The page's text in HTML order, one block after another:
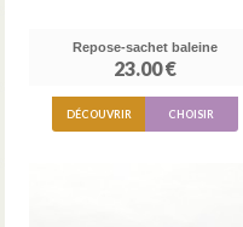
Repose-sachet baleine
23.00 €
DÉCOUVRIR CHOISIR